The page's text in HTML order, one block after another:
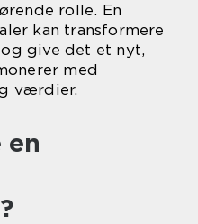
rolle. En
kan transformere
give det et nyt,
med
værdier.